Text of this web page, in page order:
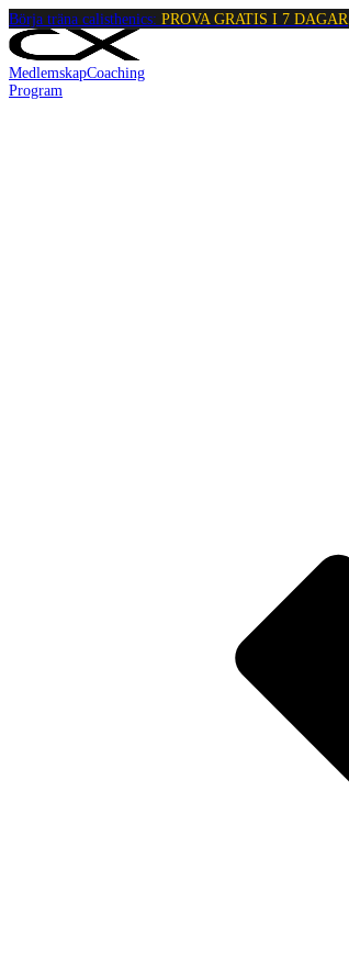
Börja träna calisthenics: PROVA GRATIS I 7 DAGAR
MedlemskapCoaching
Program